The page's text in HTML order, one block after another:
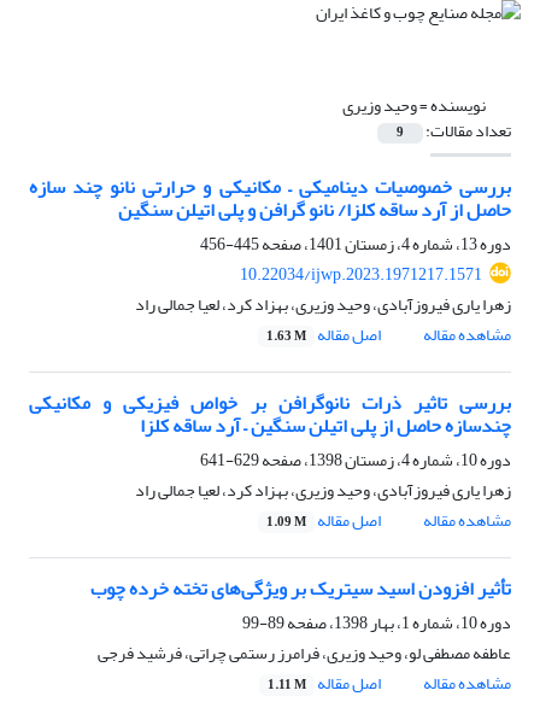
نویسنده =وحید وزیری
تعداد مقالات: 9
بررسی خصوصیات دینامیکی – مکانیکی و حرارتی نانو چند سازه
حاصل از آرد ساقه کلزا/ نانو گرافن و پلی اتیلن سنگین
دوره 13، شماره 4، زمستان 1401، صفحه
445-456
10.22034/ijwp.2023.1971217.1571
زهرا یاری فیروزآبادی، وحید وزیری، بهزاد کرد، لعیا جمالی راد
مشاهده مقاله
اصل مقاله 1.63 M
بررسی تاثیر ذرات نانوگرافن بر خواص فیزیکی و مکانیکی
چندسازه حاصل از پلی اتیلن سنگین – آرد ساقه کلزا
دوره 10، شماره 4، زمستان 1398، صفحه
629-641
زهرا یاری فیروزآبادی، وحید وزیری، بهزاد کرد، لعیا جمالی راد
مشاهده مقاله
اصل مقاله 1.09 M
تأثیر افزودن اسید سیتریک بر ویژگی‌های تخته خرده چوب
دوره 10، شماره 1، بهار 1398، صفحه
89-99
عاطفه مصطفی لو، وحید وزیری، فرامرز رستمی چراتی، فرشید فرجی
مشاهده مقاله
اصل مقاله 1.11 M